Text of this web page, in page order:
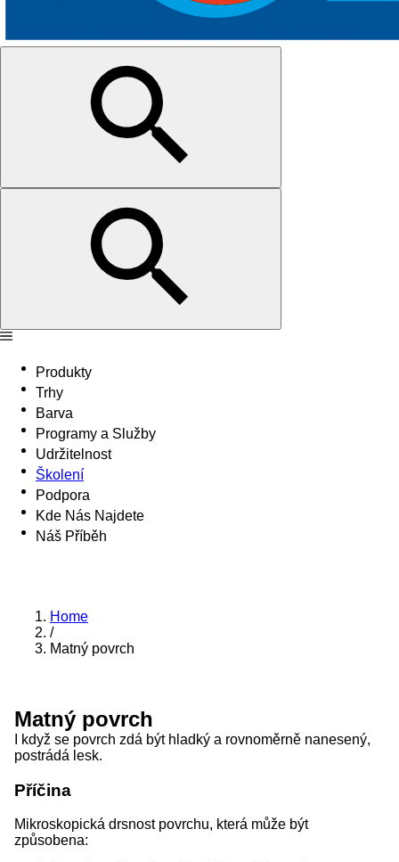
Produkty
Trhy
Barva
Programy a Služby
Udržitelnost
Školení
Podpora
Kde Nás Najdete
Náš Příběh
Home
/
Matný povrch
Matný povrch
I když se povrch zdá být hladký a rovnoměrně nanesený,
postrádá lesk.
Příčina
Mikroskopická drsnost povrchu, která může být
způsobena: